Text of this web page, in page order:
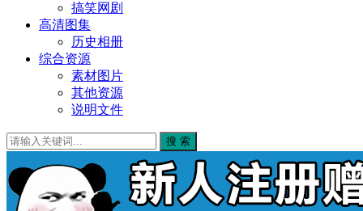
搞笑网剧
高清图集
历史相册
综合资源
素材图片
其他资源
说明文件
搜 索